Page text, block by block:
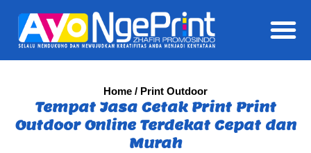
Home / Print Outdoor
Tempat Jasa Cetak Print Print
Outdoor Online Terdekat Cepat dan
Murah